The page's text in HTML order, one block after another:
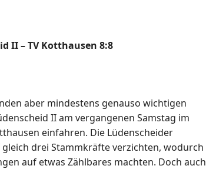
II – TV Kotthausen 8:8
aber mindestens genauso wichtigen
II am vergangenen Samstag im
einfahren. Die Lüdenscheider
drei Stammkräfte verzichten, wodurch
auf etwas Zählbares machten. Doch auch